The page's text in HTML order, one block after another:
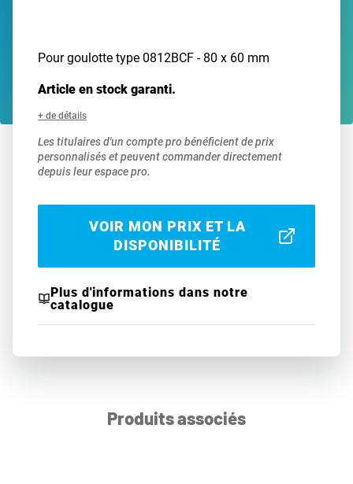
Pour goulotte type 0812BCF - 80 x 60 mm
Article en stock garanti.
+ de détails
Les titulaires d'un compte pro bénéficient de prix
personnalisés et peuvent commander directement
depuis leur espace pro.
VOIR MON PRIX ET LA
DISPONIBILITÉ
Plus d'informations dans notre
catalogue
Produits associés